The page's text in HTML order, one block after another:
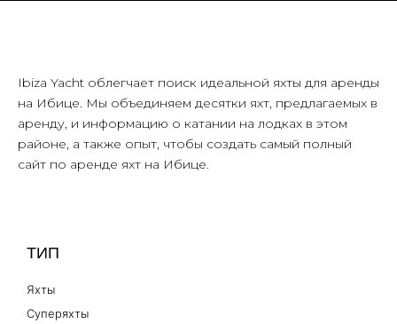
Ibiza Yacht облегчает поиск идеальной яхты для аренды
на Ибице. Мы объединяем десятки яхт, предлагаемых в
аренду, и информацию о катании на лодках в этом
районе, а также опыт, чтобы создать самый полный
сайт по аренде яхт на Ибице.
ТИП
Яхты
Суперяхты